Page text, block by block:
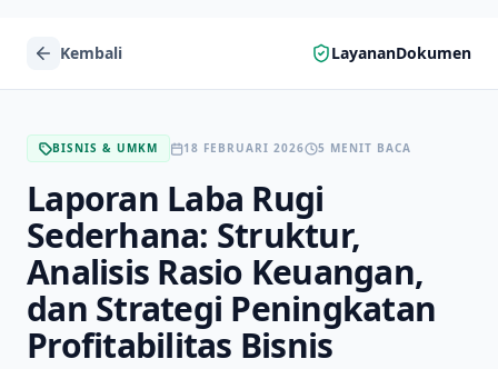
Kembali LayananDokumen
BISNIS & UMKM 18 FEBRUARI 2026 5 MENIT BACA
Laporan Laba Rugi
Sederhana: Struktur,
Analisis Rasio Keuangan,
dan Strategi Peningkatan
Profitabilitas Bisnis